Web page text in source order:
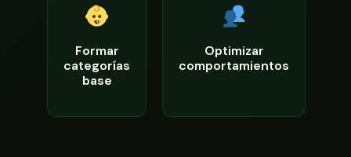
Formar
categorías
base
Optimizar
comportamientos